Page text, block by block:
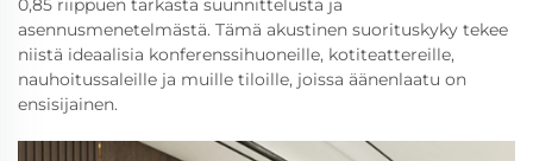
0,85 riippuen tarkasta suunnittelusta ja
asennusmenetelmästä. Tämä akustinen suorituskyky tekee
niistä ideaalisia konferenssihuoneille, kotiteattereille,
nauhoitussaleille ja muille tiloille, joissa äänenlaatu on
ensisijainen.